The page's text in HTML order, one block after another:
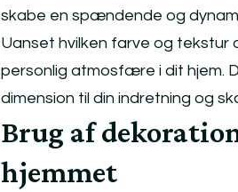
skabe en spændende og
Uanset hvilken farve og tekstur
personlig atmosfære i dit hjem.
dimension til din indretning og
Brug af
hjemmet